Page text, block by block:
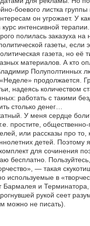
боевого листка
он угрожает. У
интенсивной
полилась заказуха
газеты, если
газета, но
материалов. А кто
Полуполтинных
продолжается.
надеясь количеством
работать с такими
столько денег…
У меня сердце
простите,
или рассказы про
детей.
для сочинения
бесплатно.
— такая
используемые в
и Терминатора,
рукой сеет
можно не писать).